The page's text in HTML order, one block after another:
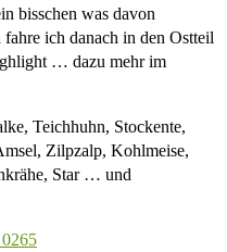
bisschen was davon
ich danach in den Ostteil
… dazu mehr im
Teichhuhn, Stockente,
Zilpzalp, Kohlmeise,
Star … und